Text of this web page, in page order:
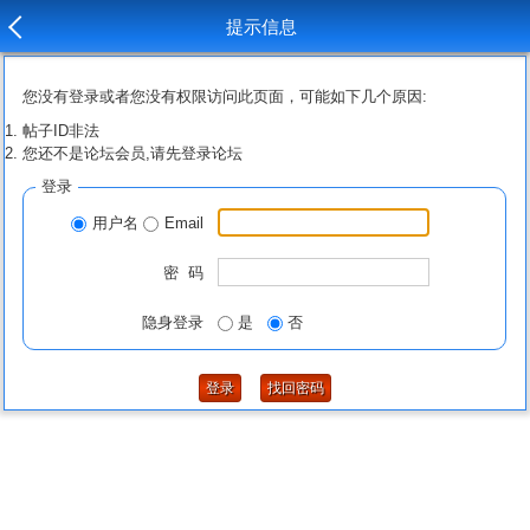
提示信息
您没有登录或者您没有权限访问此页面，可能如下几个原因:
帖子ID非法
您还不是论坛会员,请先登录论坛
登录
用户名 Email
密 码
隐身登录 是 否